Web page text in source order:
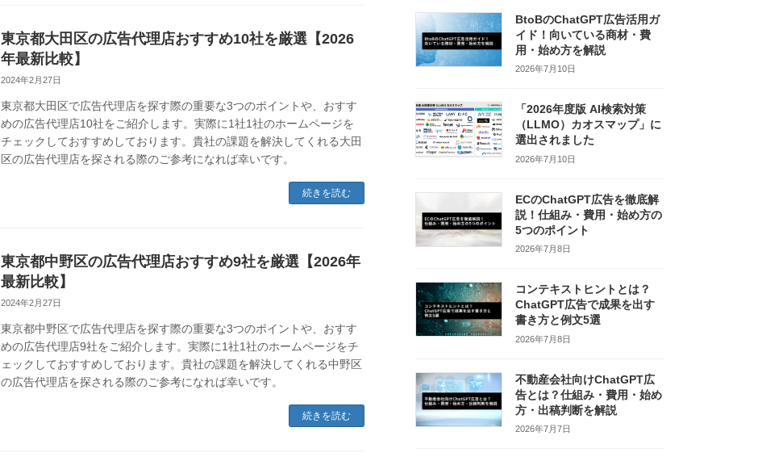
東京都大田区の広告代理店おすすめ10社を厳選【2026
年最新比較】
2024年2月27日
東京都大田区で広告代理店を探す際の重要な3つのポイントや、おすす
めの広告代理店10社をご紹介します。実際に1社1社のホームページを
チェックしておすすめしております。貴社の課題を解決してくれる大田
区の広告代理店を探される際のご参考になれば幸いです。
続きを読む
東京都中野区の広告代理店おすすめ9社を厳選【2026年
最新比較】
2024年2月27日
東京都中野区で広告代理店を探す際の重要な3つのポイントや、おすす
めの広告代理店9社をご紹介します。実際に1社1社のホームページをチ
ェックしておすすめしております。貴社の課題を解決してくれる中野区
の広告代理店を探される際のご参考になれば幸いです。
続きを読む
BtoBのChatGPT広告活用ガ
イド！向いている商材・費
用・始め方を解説
2026年7月10日
「2026年度版 AI検索対策
（LLMO）カオスマップ」に
選出されました
2026年7月10日
ECのChatGPT広告を徹底解
説！仕組み・費用・始め方の
5つのポイント
2026年7月8日
コンテキストヒントとは？
ChatGPT広告で成果を出す
書き方と例文5選
2026年7月8日
不動産会社向けChatGPT広
告とは？仕組み・費用・始め
方・出稿判断を解説
2026年7月7日